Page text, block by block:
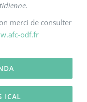
merci de consulter
odf.fr
ICAL